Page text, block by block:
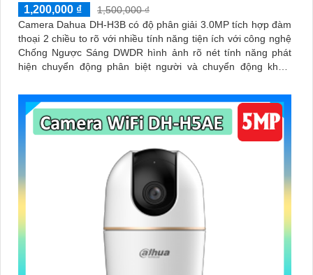
1,200,000 ₫
1,500,000 ₫
Camera Dahua DH-H3B có độ phân giải 3.0MP tích hợp đàm
thoại 2 chiều to rõ với nhiều tính năng tiện ích với công nghệ
Chống Ngược Sáng DWDR hình ảnh rõ nét tính năng phát
hiện chuyển động phân biệt người và chuyển động khác,
sáng